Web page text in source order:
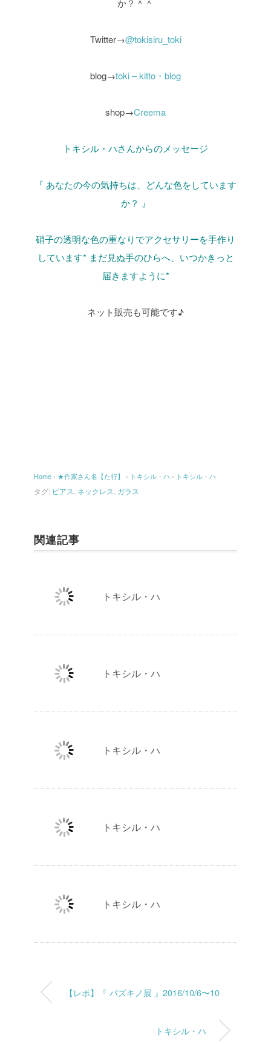
か？＾＾
Twitter→@tokisiru_toki
blog→toki – kitto・blog
shop→Creema
トキシル・ハさんからのメッセージ
『 あなたの今の気持ちは、どんな色をしています
か？ 』
硝子の透明な色の重なりでアクセサリーを手作り
しています* まだ見ぬ手のひらへ、いつかきっと
届きますように*
ネット販売も可能です♪
Home › ★作家さん名【た行】 › トキシル・ハ › トキシル・ハ
タグ: ピアス ネックレス ガラス
関連記事
トキシル・ハ
トキシル・ハ
トキシル・ハ
トキシル・ハ
トキシル・ハ
【レポ】『 パズキノ展 』2016/10/6〜10
トキシル・ハ